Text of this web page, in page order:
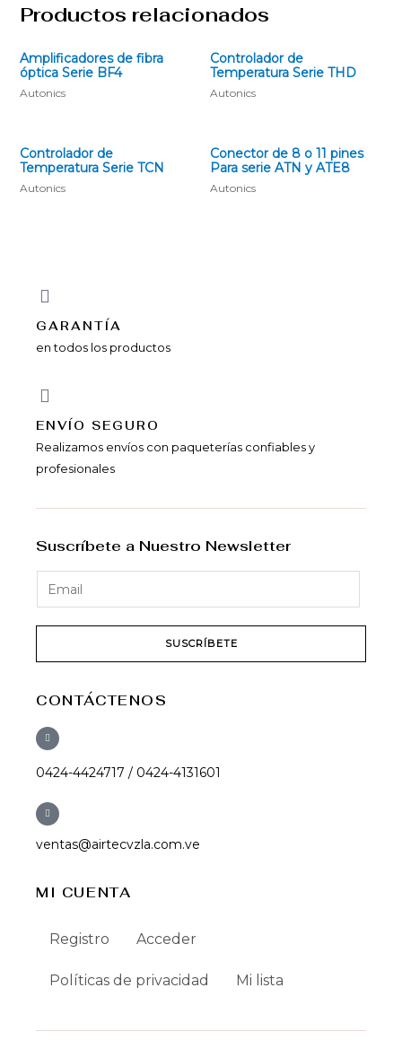
Productos relacionados
Amplificadores de fibra
óptica Serie BF4
Autonics
Controlador de
Temperatura Serie THD
Autonics
Controlador de
Temperatura Serie TCN
Autonics
Conector de 8 o 11 pines
Para serie ATN y ATE8
Autonics
GARANTÍA
en todos los productos
ENVÍ­O SEGURO
Realizamos envíos con paqueterías confiables y
profesionales
Suscríbete a Nuestro Newsletter
SUSCRÍBETE
CONTÁCTENOS
0424-4424717 / 0424-4131601
ventas@airtecvzla.com.ve
MI CUENTA
Registro Acceder
Políticas de privacidad Mi lista